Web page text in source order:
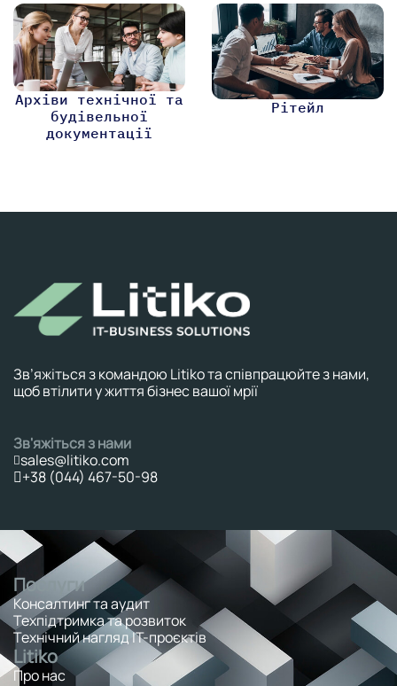
Архіви технічної та
будівельної
документації
Рітейл
Зв’яжіться з командою Litiko та співпрацюйте з нами,
щоб втілити у життя бізнес вашої мрії
Зв'яжіться з нами
sales@litiko.com
+38 (044) 467-50-98
Послуги
Консалтинг та аудит
Техпідтримка та розвиток
Технічний нагляд ІТ-проєктів
Litiko
Про нас